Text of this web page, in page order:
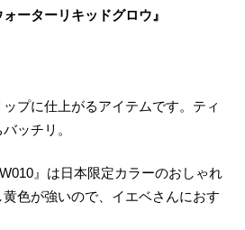
ーターリキッドグロウ』
プに仕上がるアイテムです。ティ
ッチリ。
』は日本限定カラーのおしゃれ
色が強いので、イエベさんにおす